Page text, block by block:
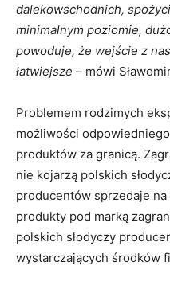
dalekowschodnich,
minimalnym poziomie,
powoduje, że wejście z
łatwiejsze – mówi
Problemem rodzimych
możliwości
produktów za granicą.
nie kojarzą polskich
producentów sprzedaje
produkty pod marką
polskich słodyczy
wystarczających środków